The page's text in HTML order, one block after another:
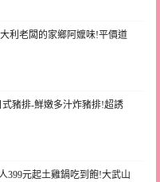
利老闆的家鄉阿嬤味!平價道
豬排-鮮嫩多汁炸豬排!超誘
399元起土雞鍋吃到飽!大武山